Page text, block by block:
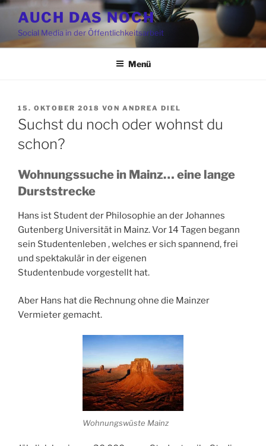
Zum
Inhalt
springen
AUCH DAS NOCH
Social Media in der Öffentlichkeitsarbeit
Menü
VERÖFFENTLICHT
AM
15. OKTOBER 2018 VON ANDREA DIEL
Suchst du noch oder wohnst du
schon?
Wohnungssuche in Mainz… eine lange
Durststrecke
Hans ist Student der Philosophie an der Johannes
Gutenberg Universität in Mainz. Vor 14 Tagen begann
sein Studentenleben , welches er sich spannend, frei
und spektakulär in der eigenen
Studentenbude vorgestellt hat.
Aber Hans hat die Rechnung ohne die Mainzer
Vermieter gemacht.
Wohnungswüste Mainz